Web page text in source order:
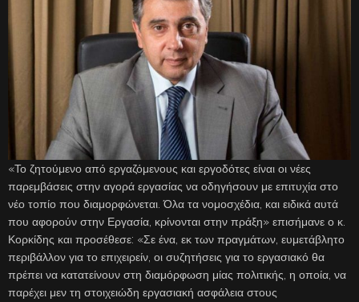
«Το ζητούμενο από εργαζόμενους και εργοδότες είναι οι νέες
παρεμβάσεις στην αγορά εργασίας να οδηγήσουν με επιτυχία στο
νέο τοπίο που διαμορφώνεται. Όλα τα νομοσχέδια, και ειδικά αυτά
που αφορούν στην Εργασία, κρίνονται στην πράξη» επισήμανε ο κ.
Κορκίδης και προσέθεσε: «Σε ένα, εκ των πραγμάτων, ευμετάβλητο
περιβάλλον για το επιχειρείν, οι συζητήσεις για το εργασιακό θα
πρέπει να κατατείνουν στη διαμόρφωση μίας πολιτικής, η οποία, να
παρέχει μεν τη στοιχειώδη εργασιακή ασφάλεια στους